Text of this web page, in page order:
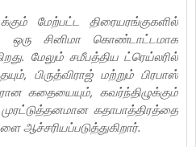
மேற்பட்ட திரையரங்குகளில்
ஒரு சினிமா கொண்டாட்டமாக
மேலும் சமீபத்திய ட்ரெய்லரில்
பிருத்விராஜ் மற்றும் பிரபாஸ்
கதையையும், கவர்ந்திழுக்கும்
கதாபாத்திரத்தை
ஆச்சரியப்படுத்துகிறார்.‌